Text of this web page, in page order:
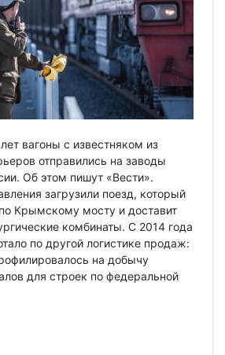
вагоны с известняком из
отправились на заводы
Об этом пишут «Вести».
загрузили поезд, который
Крымскому мосту и доставит
комбинаты. С 2014 года
по другой логистике продаж:
на добычу
для строек по федеральной